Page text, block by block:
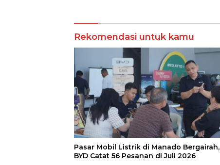
Rekomendasi untuk kamu
Pasar Mobil Listrik di Manado Bergairah,
BYD Catat 56 Pesanan di Juli 2026